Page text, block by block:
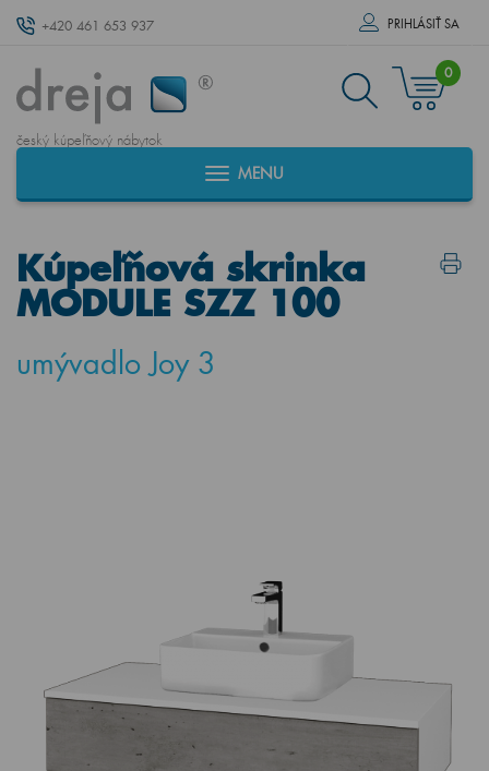
+420 461 653 937 PRIHLÁSIŤ SA
český kúpeľňový nábytok
0
MENU
Kúpeľňová skrinka
MODULE SZZ 100
umývadlo Joy 3